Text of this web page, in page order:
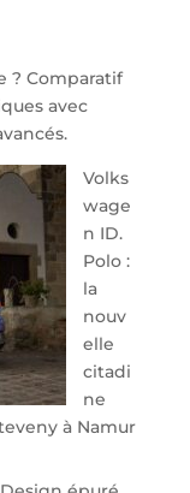
? Comparatif
avec
Volks
wage
n ID.
Polo :
la
nouv
elle
citadi
ne
à Namur